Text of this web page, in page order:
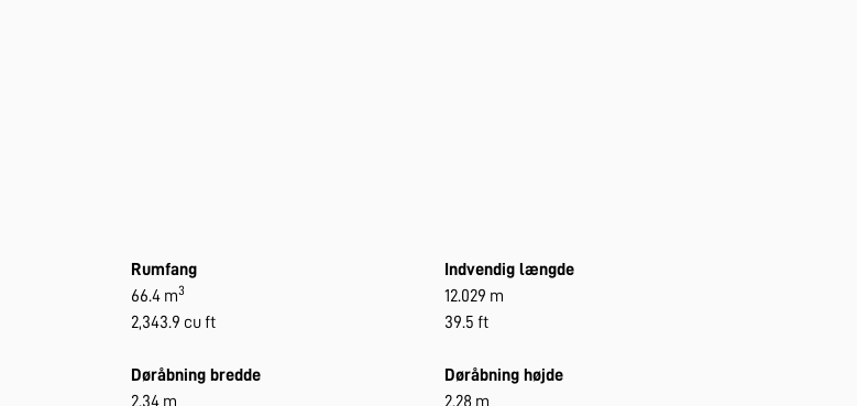
Rumfang
66.4 m3
2,343.9 cu ft
Indvendig længde
12.029 m
39.5 ft
Døråbning bredde
2.34 m
Døråbning højde
2.28 m